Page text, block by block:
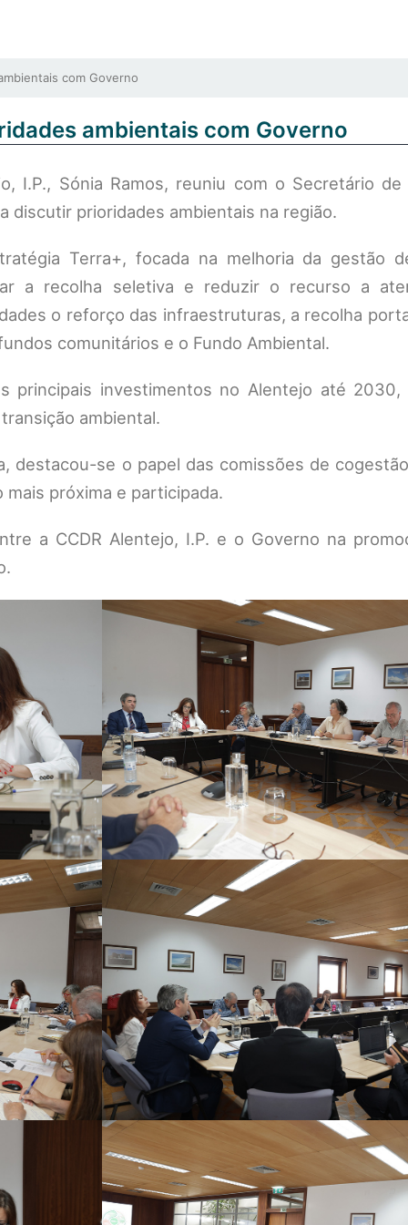
com Governo
ambientais com Governo
I.P., Sónia Ramos, reuniu com o Secretário
discutir prioridades ambientais na região.
Terra+, focada na melhoria da gestão
a recolha seletiva e reduzir o recurso a
o reforço das infraestruturas, a recolha
comunitários e o Fundo Ambiental.
principais investimentos no Alentejo até 2030,
ambiental.
destacou-se o papel das comissões de
próxima e participada.
a CCDR Alentejo, I.P. e o Governo na